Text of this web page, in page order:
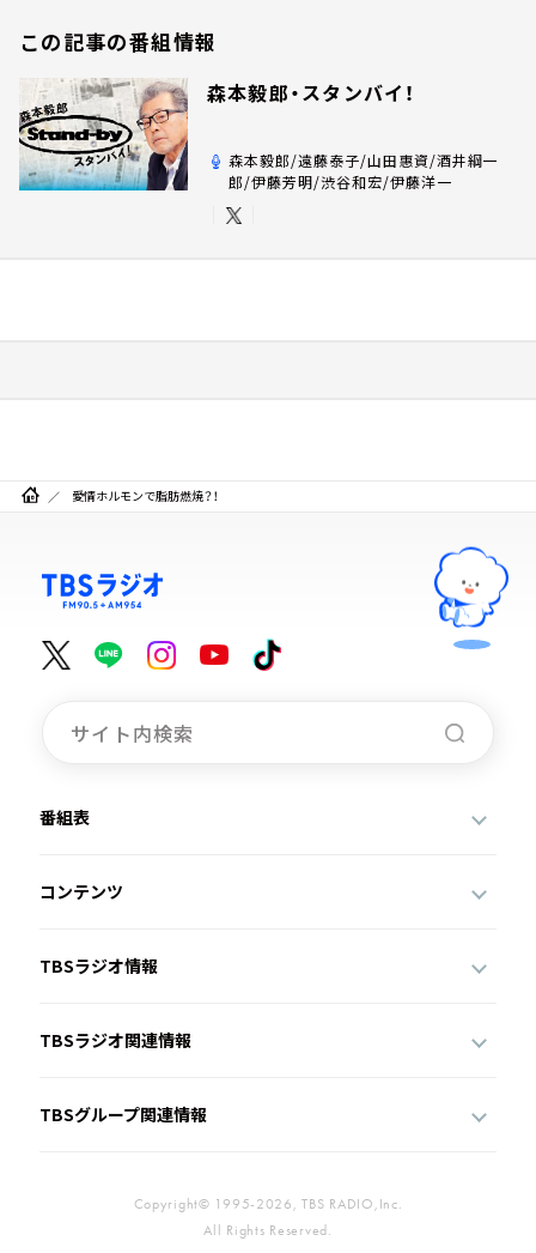
この記事の番組情報
森本毅郎・スタンバイ！
森本毅郎/遠藤泰子/山田惠資/酒井綱一
郎/伊藤芳明/渋谷和宏/伊藤洋一
愛情ホルモンで脂肪燃焼？！
番組表
コンテンツ
TBSラジオ情報
TBSラジオ関連情報
TBSグループ関連情報
Copyright© 1995-2026, TBS RADIO,Inc.
All Rights Reserved.